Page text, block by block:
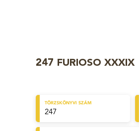
247 FURIOSO XXXIX
TÖRZSKÖNYVI SZÁM
247